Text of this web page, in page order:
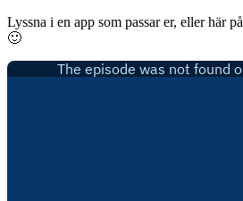
Lyssna i en app som passar er, eller här
🙂